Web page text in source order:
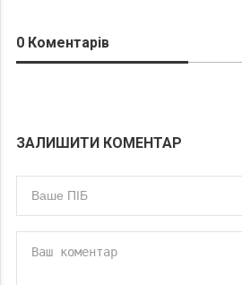
0 Коментарів
ЗАЛИШИТИ КОМЕНТАР